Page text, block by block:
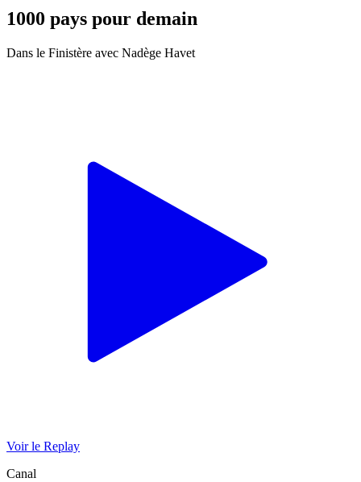
1000 pays pour demain
Dans le Finistère avec Nadège Havet
Voir le Replay
Canal